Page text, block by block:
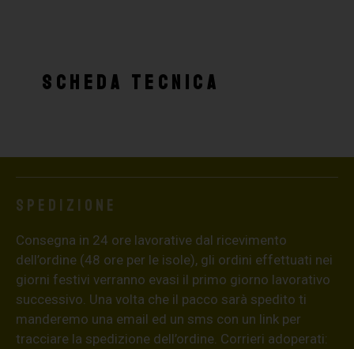
SCHEDA TECNICA
Spedizione
Consegna in 24 ore lavorative dal ricevimento
dell’ordine (48 ore per le isole), gli ordini effettuati nei
giorni festivi verranno evasi il primo giorno lavorativo
successivo. Una volta che il pacco sarà spedito ti
manderemo una email ed un sms con un link per
tracciare la spedizione dell’ordine. Corrieri adoperati: